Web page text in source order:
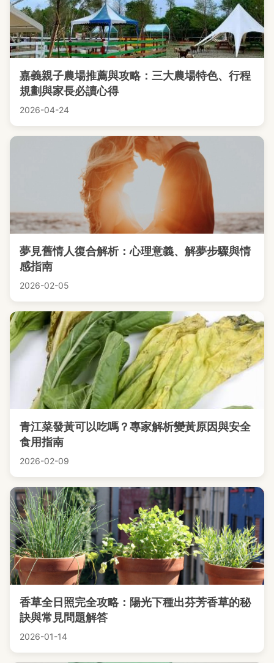
嘉義親子農場推薦與攻略：三大農場特色、行程
規劃與家長必讀心得
2026-04-24
夢見舊情人復合解析：心理意義、解夢步驟與情
感指南
2026-02-05
青江菜發黃可以吃嗎？專家解析變黃原因與安全
食用指南
2026-02-09
香草全日照完全攻略：陽光下種出芬芳香草的秘
訣與常見問題解答
2026-01-14